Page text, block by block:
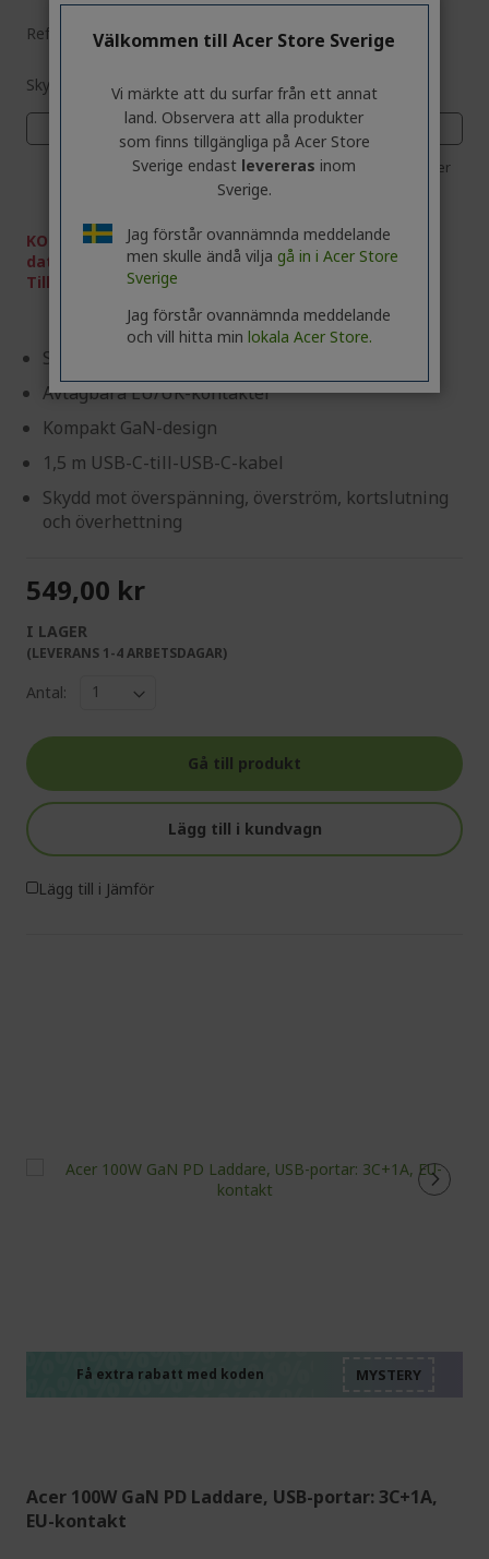
Ref. HP.DSCAB.019
Skynda! Koden MYSTERY går ut om:
22
Timmar
33
Minuter Sekunder
KOMPATIBILITETSVARNING: Kontrollera din
datorkompatibilitet med hjälp av vårt verktyg
Tillbehörssökaren som finns
Snabbladdning med USB-C PD 100 W
Avtagbara EU/UK-kontakter
Kompakt GaN-design
1,5 m USB-C-till-USB-C-kabel
Skydd mot överspänning, överström, kortslutning
och överhettning
549,00 kr
I LAGER
(LEVERANS 1-4 ARBETSDAGAR)
Antal:
Gå till produkt
Lägg till i kundvagn
Lägg till i Jämför
Få extra rabatt med koden
Acer 100W GaN PD Laddare, USB-portar: 3C+1A,
EU-kontakt
Välkommen till Acer Store Sverige
Vi märkte att du surfar från ett annat
land. Observera att alla produkter
som finns tillgängliga på Acer Store
Sverige endast levereras inom
Sverige.
Jag förstår ovannämnda meddelande
men skulle ändå vilja gå in i Acer Store
Sverige
Jag förstår ovannämnda meddelande
och vill hitta min lokala Acer Store.